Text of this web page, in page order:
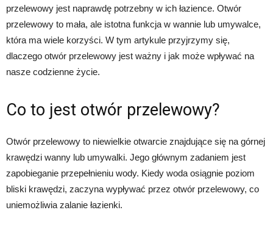
przelewowy jest naprawdę potrzebny w ich łazience. Otwór
przelewowy to mała, ale istotna funkcja w wannie lub umywalce,
która ma wiele korzyści. W tym artykule przyjrzymy się,
dlaczego otwór przelewowy jest ważny i jak może wpływać na
nasze codzienne życie.
Co to jest otwór przelewowy?
Otwór przelewowy to niewielkie otwarcie znajdujące się na górnej
krawędzi wanny lub umywalki. Jego głównym zadaniem jest
zapobieganie przepełnieniu wody. Kiedy woda osiągnie poziom
bliski krawędzi, zaczyna wypływać przez otwór przelewowy, co
uniemożliwia zalanie łazienki.